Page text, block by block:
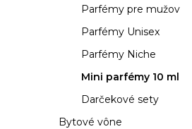
l
Parfémy pre mužov
Parfémy Unisex
Parfémy Niche
Mini parfémy 10 ml
Darčekové sety
Bytové vône